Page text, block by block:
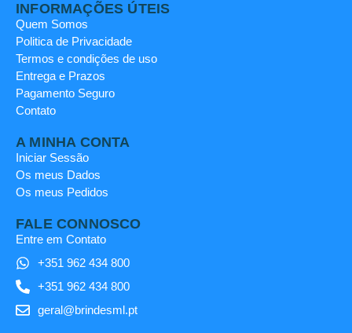
INFORMAÇÕES ÚTEIS
Quem Somos
Politica de Privacidade
Termos e condições de uso
Entrega e Prazos
Pagamento Seguro
Contato
A MINHA CONTA
Iniciar Sessão
Os meus Dados
Os meus Pedidos
FALE CONNOSCO
Entre em Contato
+351 962 434 800
+351 962 434 800
geral@brindesml.pt